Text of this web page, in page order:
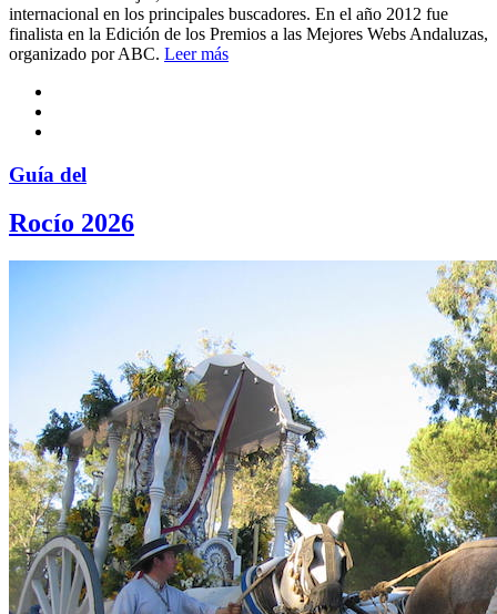
internacional en los principales buscadores. En el año 2012 fue
finalista en la Edición de los Premios a las Mejores Webs Andaluzas,
organizado por ABC. Leer más
Guía del
Rocío 2026